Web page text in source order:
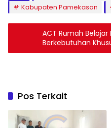
Kabupaten Pamekasan
ACT Rumah
Berkebutuhan
Pos Terkait